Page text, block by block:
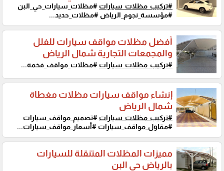
#تركيب_مظلات_سيارات #مظلات_سيارات_حي_البن
#مؤسسة_نجوم_الرياض #مظلات_حديد...
أفضل مظلات مواقف سيارات للفلل
والمجمعات التجارية شمال الرياض
#تركيب_مظلات_سيارات #مظلات_مواقف_فخمة...
إنشاء مواقف سيارات مظلات مغطاة
شمال الرياض
#تركيب_مظلات_سيارات #تصميم_مواقف_سيارات
#مقاول_مواقف_سيارات #أسعار_مواقف_سيارات...
مميزات المظلات المتنقلة للسيارات
بالرياض حي البن